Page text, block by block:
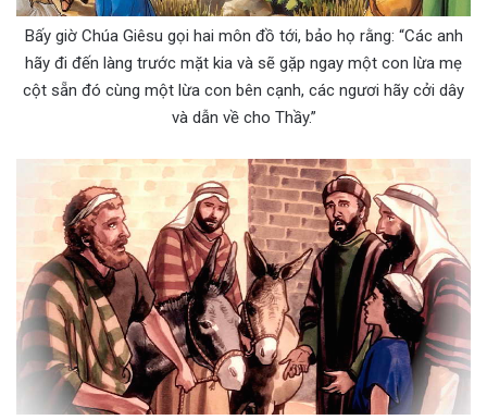
Bấy giờ Chúa Giêsu gọi hai môn đồ tới, bảo họ rằng: “Các anh
hãy đi đến làng trước mặt kia và sẽ gặp ngay một con lừa mẹ
cột sẵn đó cùng một lừa con bên cạnh, các ngươi hãy cởi dây
và dẫn về cho Thầy.”